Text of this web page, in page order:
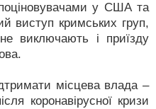
у США та
виступ кримських груп,
виключають і приїзду
місцева влада –
коронавірусної кризи